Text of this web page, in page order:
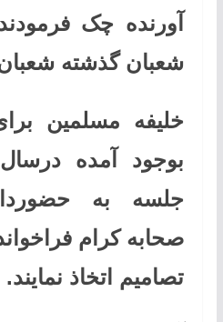
آورنده چک
شعبان گذشته شعبان
خلیفه مسلمین
بوجود آمده
جلسه به
صحابه کرام
تصامیم اتخاذ نمایند.